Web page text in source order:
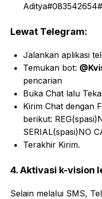
Lewat Telegram:
Jalankan aplikasi
Temukan bot:
pencarian
Buka Chat lalu
Kirim Chat dengan
berikut:
SERIAL(spasi)NO
Terakhir Kirim.
4. Aktivasi k-vision
Selain melalui SMS,